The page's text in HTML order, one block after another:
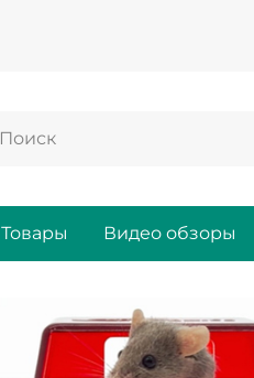
Товары Видео обзоры